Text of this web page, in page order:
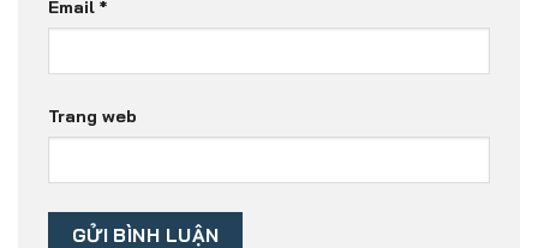
Email *
Trang web